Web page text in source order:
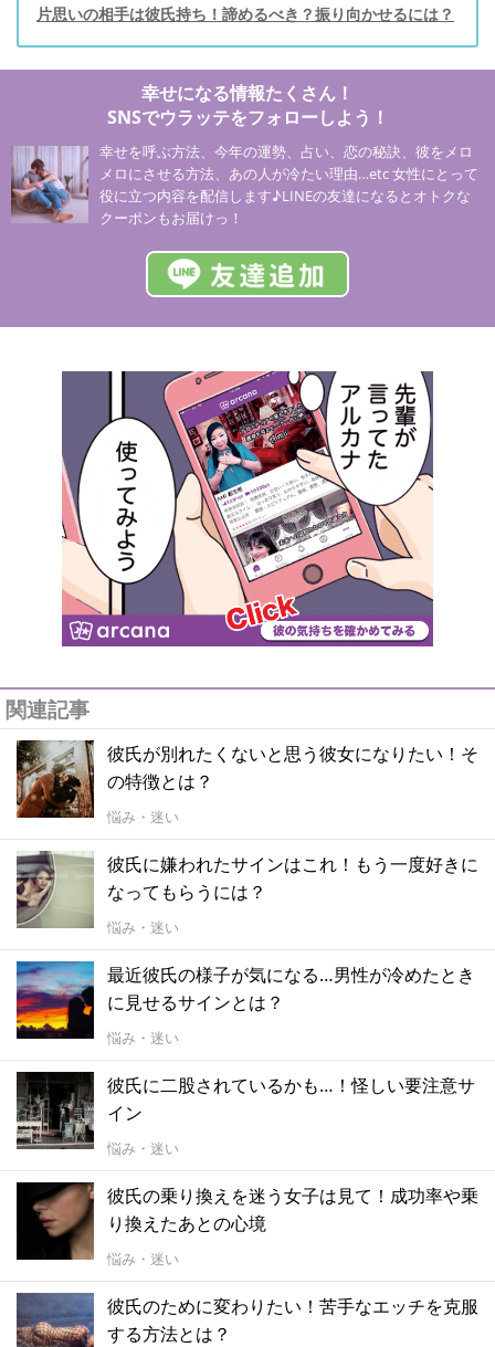
片思いの相手は彼氏持ち！諦めるべき？振り向かせるには？
幸せになる情報たくさん！
SNSでウラッテをフォローしよう！
幸せを呼ぶ方法、今年の運勢、占い、恋の秘訣、彼をメロ
メロにさせる方法、あの人が冷たい理由…etc 女性にとって
役に立つ内容を配信します♪LINEの友達になるとオトクな
クーポンもお届けっ！
関連記事
彼氏が別れたくないと思う彼女になりたい！そ
の特徴とは？
悩み・迷い
彼氏に嫌われたサインはこれ！もう一度好きに
なってもらうには？
悩み・迷い
最近彼氏の様子が気になる…男性が冷めたとき
に見せるサインとは？
悩み・迷い
彼氏に二股されているかも…！怪しい要注意サ
イン
悩み・迷い
彼氏の乗り換えを迷う女子は見て！成功率や乗
り換えたあとの心境
悩み・迷い
彼氏のために変わりたい！苦手なエッチを克服
する方法とは？